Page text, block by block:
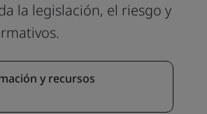
la legislación, el riesgo y
y recursos